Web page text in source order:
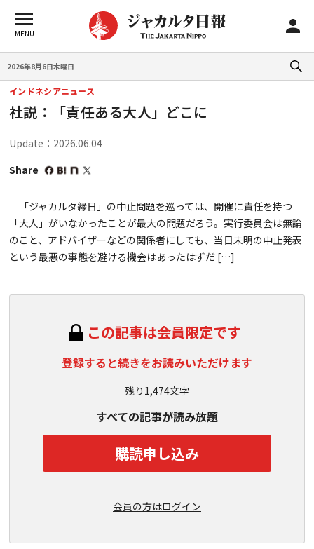
2026年8月6日木曜日
インドネシアニュース
社説：「責任ある大人」どこに
Update：2026.06.04
Share
「ジャカルタ縁日」の中止問題を巡っては、開催に責任を持つ
「大人」がいなかったことが最大の問題だろう。実行委員会は無論
のこと、アドバイザーなどの関係者にしても、当日未明の中止発表
という最悪の事態を避ける機会はあったはずだ […]
この記事は会員限定です
登録すると続きをお読みいただけます
残り1,474文字
すべての記事が読み放題
購読申し込み
会員の方はログイン